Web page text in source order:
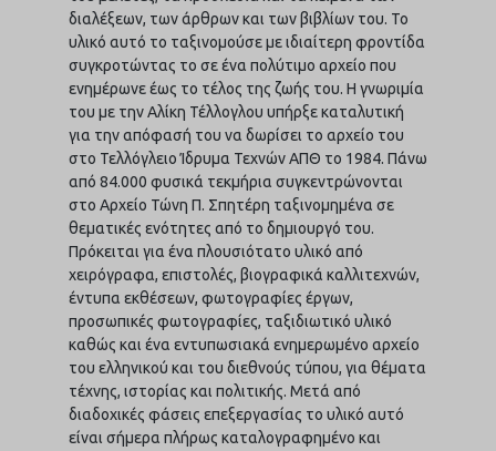
διαλέξεων, των άρθρων και των βιβλίων του. Το
υλικό αυτό το ταξινομούσε με ιδιαίτερη φροντίδα
συγκροτώντας το σε ένα πολύτιμο αρχείο που
ενημέρωνε έως το τέλος της ζωής του. Η γνωριμία
του με την Αλίκη Τέλλογλου υπήρξε καταλυτική
για την απόφασή του να δωρίσει το αρχείο του
στο Τελλόγλειο Ίδρυμα Τεχνών ΑΠΘ το 1984. Πάνω
από 84.000 φυσικά τεκμήρια συγκεντρώνονται
στο Αρχείο Τώνη Π. Σπητέρη ταξινομημένα σε
θεματικές ενότητες από το δημιουργό του.
Πρόκειται για ένα πλουσιότατο υλικό από
χειρόγραφα, επιστολές, βιογραφικά καλλιτεχνών,
έντυπα εκθέσεων, φωτογραφίες έργων,
προσωπικές φωτογραφίες, ταξιδιωτικό υλικό
καθώς και ένα εντυπωσιακά ενημερωμένο αρχείο
του ελληνικού και του διεθνούς τύπου, για θέματα
τέχνης, ιστορίας και πολιτικής. Μετά από
διαδοχικές φάσεις επεξεργασίας το υλικό αυτό
είναι σήμερα πλήρως καταλογραφημένο και